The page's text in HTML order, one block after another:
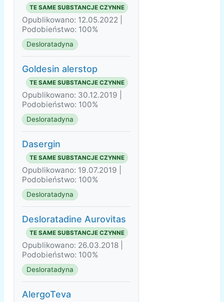
TE SAME SUBSTANCJE CZYNNE
Opublikowano: 12.05.2022 |
Podobieństwo: 100%
Desloratadyna
Goldesin alerstop
TE SAME SUBSTANCJE CZYNNE
Opublikowano: 30.12.2019 |
Podobieństwo: 100%
Desloratadyna
Dasergin
TE SAME SUBSTANCJE CZYNNE
Opublikowano: 19.07.2019 |
Podobieństwo: 100%
Desloratadyna
Desloratadine Aurovitas
TE SAME SUBSTANCJE CZYNNE
Opublikowano: 26.03.2018 |
Podobieństwo: 100%
Desloratadyna
AlergoTeva